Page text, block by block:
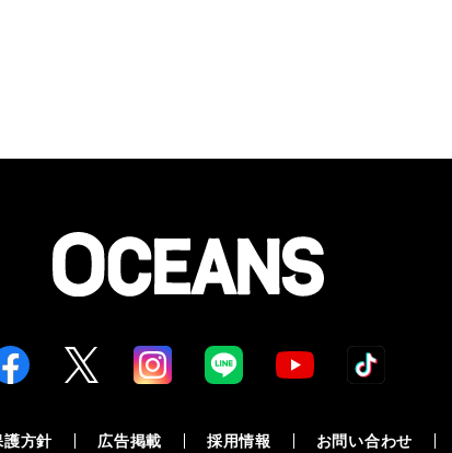
護方針 広告掲載 採用情報 お問い合わせ